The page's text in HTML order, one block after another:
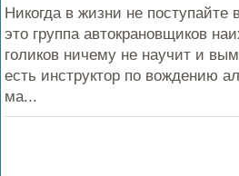
Никогда в жизни не поступайте
это группа автокрановщиков
голиков ничему не научит и
есть инструктор по вождению
ма...